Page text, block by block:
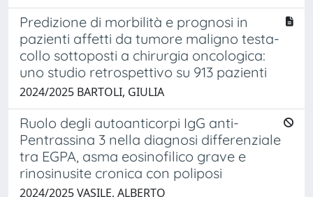
Predizione di morbilità e prognosi in
pazienti affetti da tumore maligno testa-
collo sottoposti a chirurgia oncologica:
uno studio retrospettivo su 913 pazienti
2024/2025 BARTOLI, GIULIA
Ruolo degli autoanticorpi IgG anti-
Pentrassina 3 nella diagnosi differenziale
tra EGPA, asma eosinofilico grave e
rinosinusite cronica con poliposi
2024/2025 VASILE, ALBERTO